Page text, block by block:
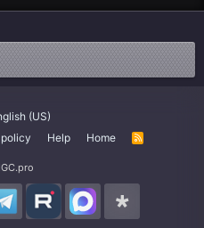
(US)
Help Home
R